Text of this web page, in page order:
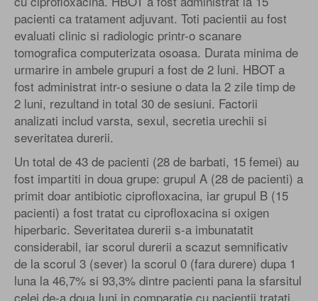
pacienti ca tratament adjuvant. Toti pacientii au fost
evaluati clinic si radiologic printr-o scanare
tomografica computerizata osoasa. Durata minima de
urmarire in ambele grupuri a fost de 2 luni. HBOT a
fost administrat intr-o sesiune o data la 2 zile timp de
2 luni, rezultand in total 30 de sesiuni. Factorii
analizati includ varsta, sexul, secretia urechii si
severitatea durerii.
Un total de 43 de pacienti (28 de barbati, 15 femei) au
fost impartiti in doua grupe: grupul A (28 de pacienti) a
primit doar antibiotic ciprofloxacina, iar grupul B (15
pacienti) a fost tratat cu ciprofloxacina si oxigen
hiperbaric. Severitatea durerii s-a imbunatatit
considerabil, iar scorul durerii a scazut semnificativ
de la scorul 3 (sever) la scorul 0 (fara durere) dupa 1
luna la 46,7% si 93,3% dintre pacienti pana la sfarsitul
celei de-a doua luni in comparatie cu pacientii tratati